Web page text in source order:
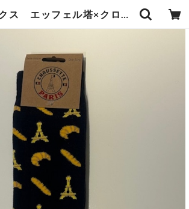
ソックス エッフェル塔×クロワッサン&フランスパン | オーベルジュ麻布